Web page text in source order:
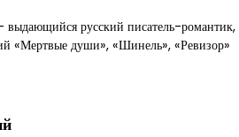
выдающийся русский писатель-романтик,
«Мертвые души», «Шинель», «Ревизор»